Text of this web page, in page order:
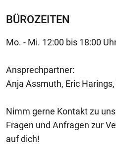
BÜROZEITEN
Mo. - Mi. 12:00 bis 18:00
Ansprechpartner:
Anja Assmuth, Eric
Nimm gerne Kontakt zu
Fragen und Anfragen zur
auf dich!